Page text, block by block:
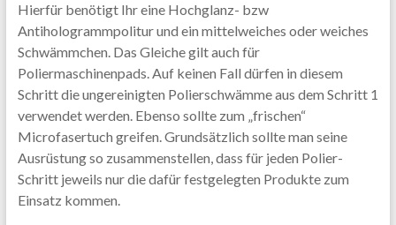
Hierfür benötigt Ihr eine Hochglanz- bzw
Antihologrammpolitur und ein mittelweiches oder weiches
Schwämmchen. Das Gleiche gilt auch für
Poliermaschinenpads. Auf keinen Fall dürfen in diesem
Schritt die ungereinigten Polierschwämme aus dem Schritt 1
verwendet werden. Ebenso sollte zum „frischen“
Microfasertuch greifen. Grundsätzlich sollte man seine
Ausrüstung so zusammenstellen, dass für jeden Polier-
Schritt jeweils nur die dafür festgelegten Produkte zum
Einsatz kommen.